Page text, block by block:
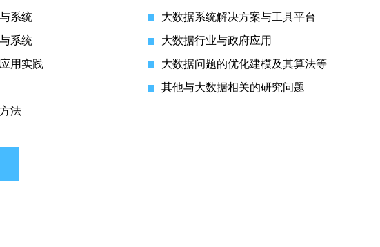
系统
系统
用实践
法
大数据系统解决方案与工具平台
大数据行业与政府应用
大数据问题的优化建模及其算法等
其他与大数据相关的研究问题